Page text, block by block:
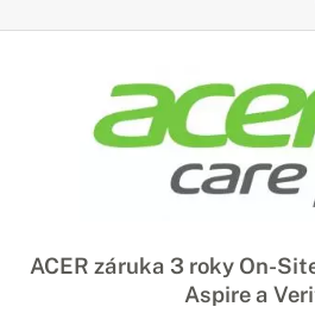
ACER záruka 3 roky On-
Aspire a